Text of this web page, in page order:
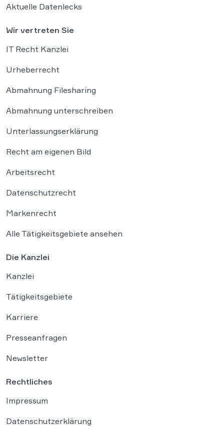
Aktuelle Datenlecks
Wir vertreten Sie
IT Recht Kanzlei
Urheberrecht
Abmahnung Filesharing
Abmahnung unterschreiben
Unterlassungserklärung
Recht am eigenen Bild
Arbeitsrecht
Datenschutzrecht
Markenrecht
Alle Tätigkeitsgebiete ansehen
Die Kanzlei
Kanzlei
Tätigkeitsgebiete
Karriere
Presseanfragen
Newsletter
Rechtliches
Impressum
Datenschutzerklärung